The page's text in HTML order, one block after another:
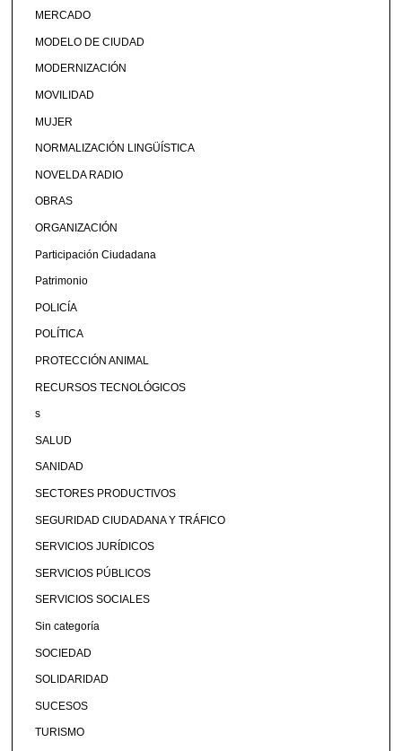
MERCADO
MODELO DE CIUDAD
MODERNIZACIÓN
MOVILIDAD
MUJER
NORMALIZACIÓN LINGÜÍSTICA
NOVELDA RADIO
OBRAS
ORGANIZACIÓN
Participación Ciudadana
Patrimonio
POLICÍA
POLÍTICA
PROTECCIÓN ANIMAL
RECURSOS TECNOLÓGICOS
s
SALUD
SANIDAD
SECTORES PRODUCTIVOS
SEGURIDAD CIUDADANA Y TRÁFICO
SERVICIOS JURÍDICOS
SERVICIOS PÚBLICOS
SERVICIOS SOCIALES
Sin categoría
SOCIEDAD
SOLIDARIDAD
SUCESOS
TURISMO